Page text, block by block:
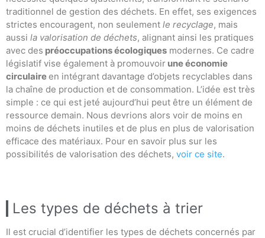
traditionnel de gestion des déchets. En effet, ses exigences
strictes encouragent, non seulement le recyclage, mais
aussi la valorisation de déchets, alignant ainsi les pratiques
avec des préoccupations écologiques modernes. Ce cadre
législatif vise également à promouvoir une économie
circulaire en intégrant davantage d’objets recyclables dans
la chaîne de production et de consommation. L’idée est très
simple : ce qui est jeté aujourd’hui peut être un élément de
ressource demain. Nous devrions alors voir de moins en
moins de déchets inutiles et de plus en plus de valorisation
efficace des matériaux. Pour en savoir plus sur les
possibilités de valorisation des déchets, voir ce site.
Les types de déchets à trier
Il est crucial d’identifier les types de déchets concernés par